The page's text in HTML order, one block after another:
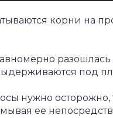
корни на
разошлась
под
нужно осторожно,
ее